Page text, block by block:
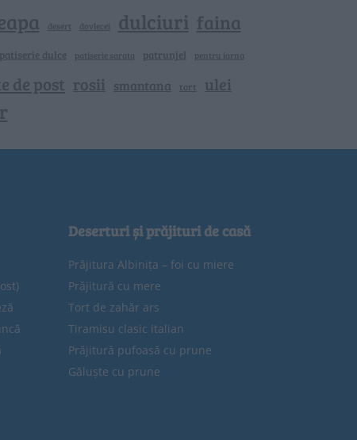
desert dovlecei dulciuri faina
patiserie dulce patiserie sarata patrunjel pentru iarna
de post rosii smantana tort ulei
Deserturi și prăjituri de casă
Prăjitura Albinița – foi cu miere
Prăjitură cu mere
Tort de zahăr ars
Tiramisu clasic italian
Prăjitură pufoasă cu prune
Găluște cu prune